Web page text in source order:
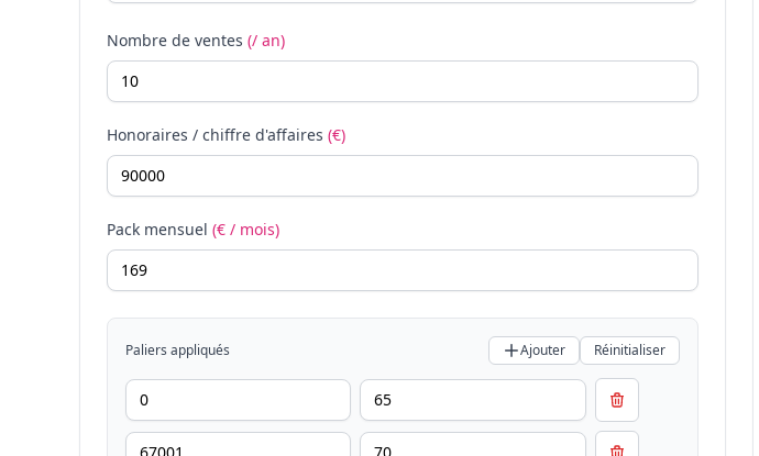
Nombre de ventes (/ an)
Honoraires / chiffre d'affaires (€)
Pack mensuel (€ / mois)
Paliers appliqués Ajouter Réinitialiser